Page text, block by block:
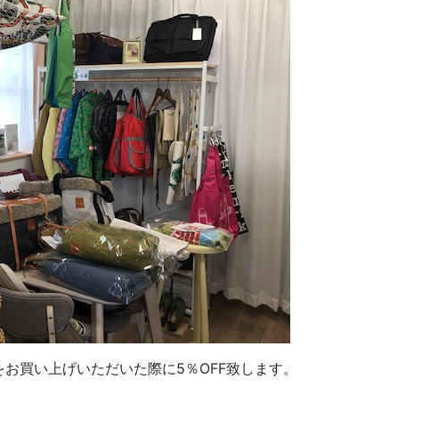
買い上げいただいた際に5％OFF致します。